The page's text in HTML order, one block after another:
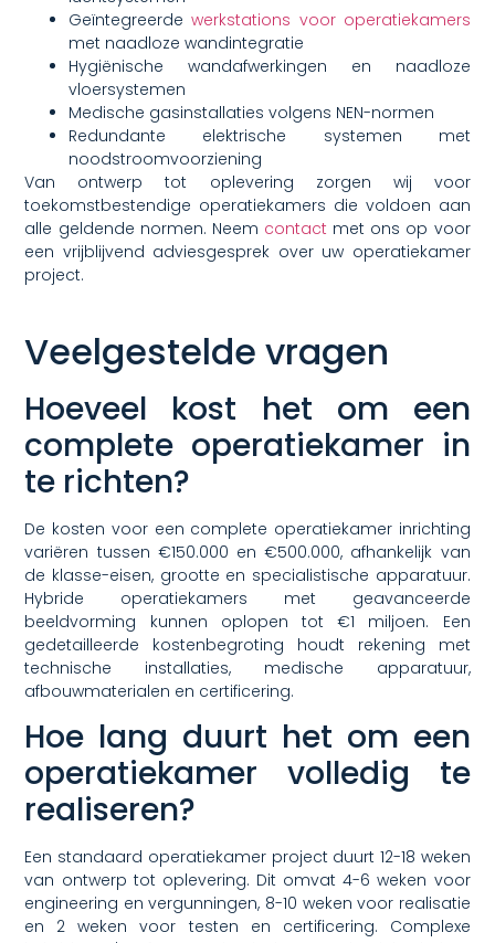
Geïntegreerdewerkstations voor operatiekamers
met naadloze wandintegratie
Hygiënische wandafwerkingen en naadloze
vloersystemen
Medische gasinstallaties volgens NEN-normen
Redundante elektrische systemen met
noodstroomvoorziening
Van ontwerp tot oplevering zorgen wij voor
toekomstbestendige operatiekamers die voldoen aan
alle geldende normen. Neem contact met ons op voor
een vrijblijvend adviesgesprek over uw operatiekamer
project.
Veelgestelde vragen
Hoeveel kost het om een
complete operatiekamer in
te richten?
De kosten voor een complete operatiekamer inrichting
variëren tussen €150.000 en €500.000, afhankelijk van
de klasse-eisen, grootte en specialistische apparatuur.
Hybride operatiekamers met geavanceerde
beeldvorming kunnen oplopen tot €1 miljoen. Een
gedetailleerde kostenbegroting houdt rekening met
technische installaties, medische apparatuur,
afbouwmaterialen en certificering.
Hoe lang duurt het om een
operatiekamer volledig te
realiseren?
Een standaard operatiekamer project duurt 12-18 weken
van ontwerp tot oplevering. Dit omvat 4-6 weken voor
engineering en vergunningen, 8-10 weken voor realisatie
en 2 weken voor testen en certificering. Complexe